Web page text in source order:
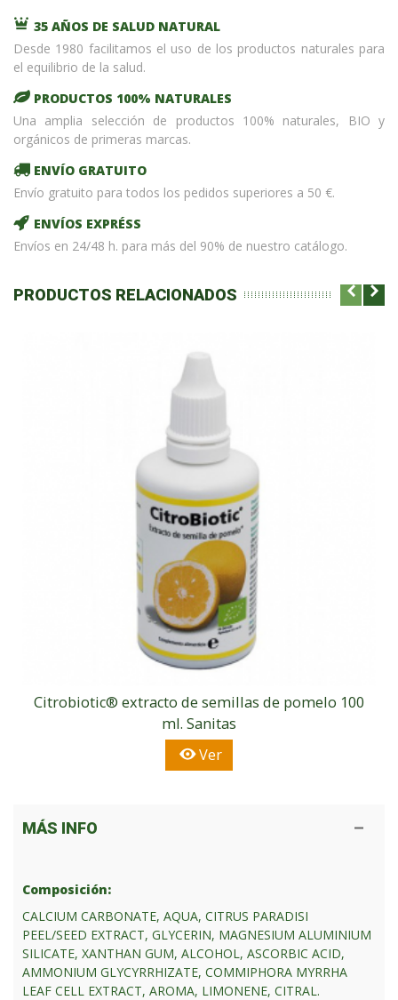
35 AÑOS DE SALUD NATURAL
Desde 1980 facilitamos el uso de los productos naturales para
el equilibrio de la salud.
PRODUCTOS 100% NATURALES
Una amplia selección de productos 100% naturales, BIO y
orgánicos de primeras marcas.
ENVÍO GRATUITO
Envío gratuito para todos los pedidos superiores a 50 €.
ENVÍOS EXPRÉSS
Envíos en 24/48 h. para más del 90% de nuestro catálogo.
PRODUCTOS RELACIONADOS
Citrobiotic® extracto de semillas de pomelo 100
ml. Sanitas
Ver
MÁS INFO
Composición:
CALCIUM CARBONATE, AQUA, CITRUS PARADISI
PEEL/SEED EXTRACT, GLYCERIN, MAGNESIUM ALUMINIUM
SILICATE, XANTHAN GUM, ALCOHOL, ASCORBIC ACID,
AMMONIUM GLYCYRRHIZATE, COMMIPHORA MYRRHA
LEAF CELL EXTRACT, AROMA, LIMONENE, CITRAL.